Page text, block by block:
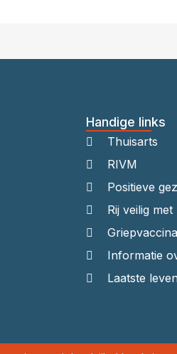
Handige links
Thuisarts
RIVM
Positieve
Rij veilig met
Informatie
Laatste